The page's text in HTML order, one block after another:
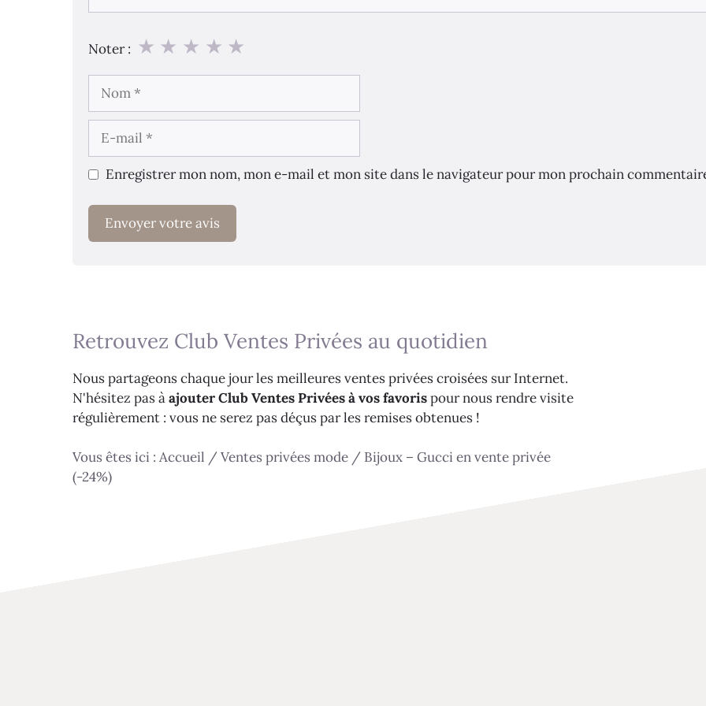
Noter : ★
★
★
★
★
mail
Enregistrer mon nom, mon e-mail et mon site dans le navigateur pour mon prochain
Retrouvez Club Ventes Privées au quotidien
Nous partageons chaque jour les meilleures ventes privées croisées sur Internet.
N'hésitez pas àajouter Club Ventes Privées à vos favorispour nous rendre visite
régulièrement : vous ne serez pas déçus par les remises obtenues !
Vous êtes ici : Accueil / Ventes privées mode / Bijoux – Gucci en vente privée
(-24%)